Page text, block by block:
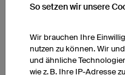
So setzen wir unsere
Wir brauchen Ihre
nutzen zu können. Wir
und ähnliche
wie z. B. Ihre IP-Adresse